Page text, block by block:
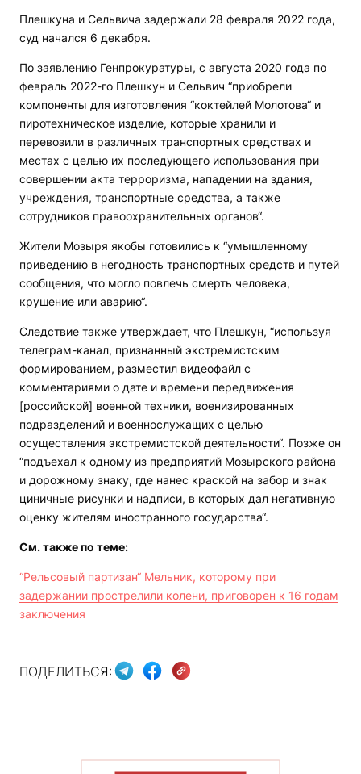
Плешкуна и Сельвича задержали 28 февраля 2022 года,
суд начался 6 декабря.
По заявлению Генпрокуратуры, с августа 2020 года по
февраль 2022-го Плешкун и Сельвич “приобрели
компоненты для изготовления “коктейлей Молотова“ и
пиротехническое изделие, которые хранили и
перевозили в различных транспортных средствах и
местах с целью их последующего использования при
совершении акта терроризма, нападении на здания,
учреждения, транспортные средства, а также
сотрудников правоохранительных органов“.
Жители Мозыря якобы готовились к “умышленному
приведению в негодность транспортных средств и путей
сообщения, что могло повлечь смерть человека,
крушение или аварию“.
Следствие также утверждает, что Плешкун, “используя
телеграм-канал, признанный экстремистским
формированием, разместил видеофайл с
комментариями о дате и времени передвижения
[российской] военной техники, военизированных
подразделений и военнослужащих с целью
осуществления экстремистской деятельности“. Позже он
“подъехал к одному из предприятий Мозырского района
и дорожному знаку, где нанес краской на забор и знак
циничные рисунки и надписи, в которых дал негативную
оценку жителям иностранного государства“.
См. также по теме:
“Рельсовый партизан“ Мельник, которому при
задержании прострелили колени, приговорен к 16 годам
заключения
ПОДЕЛИТЬСЯ: